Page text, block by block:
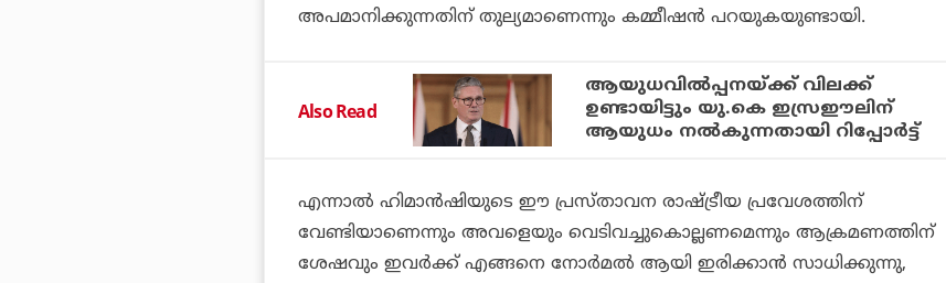
അപമാനിക്കുന്നതിന് തുല്യമാണെന്നും കമ്മീഷന്‍ പറയുകയുണ്ടായി.
Also Read
ആയുധവില്‍പ്പനയ്ക്ക് വിലക്ക്
ഉണ്ടായിട്ടും യു.കെ ഇസ്രഈലിന്
ആയുധം നല്‍കുന്നതായി റിപ്പോര്‍ട്ട്
എന്നാല്‍ ഹിമാന്‍ഷിയുടെ ഈ പ്രസ്താവന രാഷ്ട്രീയ പ്രവേശത്തിന്
വേണ്ടിയാണെന്നും അവളെയും വെടിവച്ചുകൊല്ലണമെന്നും ആക്രമണത്തിന്
ശേഷവും ഇവര്‍ക്ക് എങ്ങനെ നോര്‍മല്‍ ആയി ഇരിക്കാന്‍ സാധിക്കുന്നു,